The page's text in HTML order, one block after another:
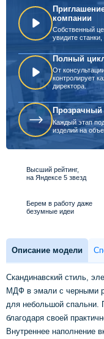
компании
Собственный
увидите
Полный
От
контролирует
директора.
Прозрачный
Каждый этап
изделий на
Высший рейтинг,
на Яндексе 5 звезд
Берем в работу даже
безумные идеи
Описание модели
Скандинавский стиль,
МДФ в эмали с черными
для небольшой спальни.
благодаря своей
Внутреннее наполнение